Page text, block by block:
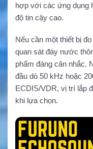
hợp với các ứng dụng
độ tin cậy cao.
Nếu cần một thiết bị
quan sát đáy nước
phẩm đáng cân nhắc.
đầu dò 50 kHz hoặc
ECDIS/VDR, vị trí lắp
khi lựa chọn.